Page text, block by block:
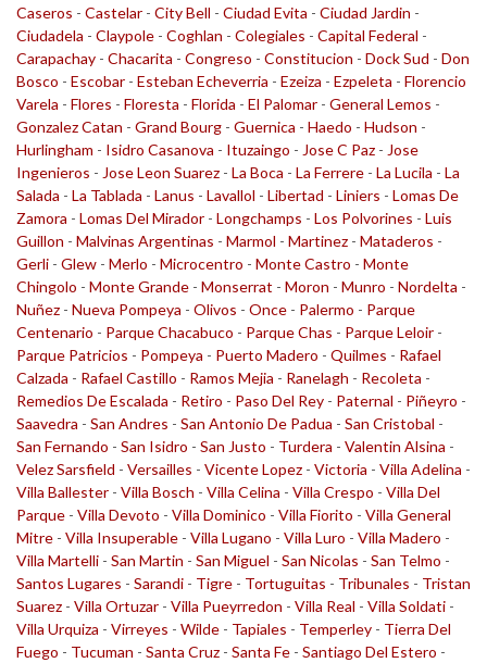
Caseros - Castelar - City Bell - Ciudad Evita - Ciudad Jardin -
Ciudadela - Claypole - Coghlan - Colegiales - Capital Federal -
Carapachay - Chacarita - Congreso - Constitucion - Dock Sud - Don
Bosco - Escobar - Esteban Echeverria - Ezeiza - Ezpeleta - Florencio
Varela - Flores - Floresta - Florida - El Palomar - General Lemos -
Gonzalez Catan - Grand Bourg - Guernica - Haedo - Hudson -
Hurlingham - Isidro Casanova - Ituzaingo - Jose C Paz - Jose
Ingenieros - Jose Leon Suarez - La Boca - La Ferrere - La Lucila - La
Salada - La Tablada - Lanus - Lavallol - Libertad - Liniers - Lomas De
Zamora - Lomas Del Mirador - Longchamps - Los Polvorines - Luis
Guillon - Malvinas Argentinas - Marmol - Martinez - Mataderos -
Gerli - Glew - Merlo - Microcentro - Monte Castro - Monte
Chingolo - Monte Grande - Monserrat - Moron - Munro - Nordelta -
Nuñez - Nueva Pompeya - Olivos - Once - Palermo - Parque
Centenario - Parque Chacabuco - Parque Chas - Parque Leloir -
Parque Patricios - Pompeya - Puerto Madero - Quilmes - Rafael
Calzada - Rafael Castillo - Ramos Mejia - Ranelagh - Recoleta -
Remedios De Escalada - Retiro - Paso Del Rey - Paternal - Piñeyro -
Saavedra - San Andres - San Antonio De Padua - San Cristobal -
San Fernando - San Isidro - San Justo - Turdera - Valentin Alsina -
Velez Sarsfield - Versailles - Vicente Lopez - Victoria - Villa Adelina -
Villa Ballester - Villa Bosch - Villa Celina - Villa Crespo - Villa Del
Parque - Villa Devoto - Villa Dominico - Villa Fiorito - Villa General
Mitre - Villa Insuperable - Villa Lugano - Villa Luro - Villa Madero -
Villa Martelli - San Martin - San Miguel - San Nicolas - San Telmo -
Santos Lugares - Sarandi - Tigre - Tortuguitas - Tribunales - Tristan
Suarez - Villa Ortuzar - Villa Pueyrredon - Villa Real - Villa Soldati -
Villa Urquiza - Virreyes - Wilde - Tapiales - Temperley - Tierra Del
Fuego - Tucuman - Santa Cruz - Santa Fe - Santiago Del Estero -